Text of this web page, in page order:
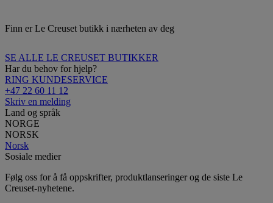
Finn er Le Creuset butikk i nærheten av deg
SE ALLE LE CREUSET BUTIKKER
Har du behov for hjelp?
RING KUNDESERVICE
+47 22 60 11 12
Skriv en melding
Land og språk
NORGE
NORSK
Norsk
Sosiale medier
Følg oss for å få oppskrifter, produktlanseringer og de siste Le
Creuset-nyhetene.